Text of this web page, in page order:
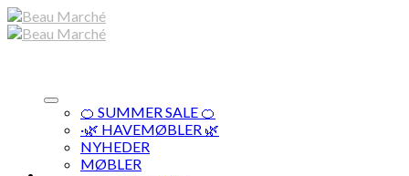
Skip
to
🍊 SUMMER SALE 🍊
·🌿 HAVEMØBLER 🌿
NYHEDER
MØBLER